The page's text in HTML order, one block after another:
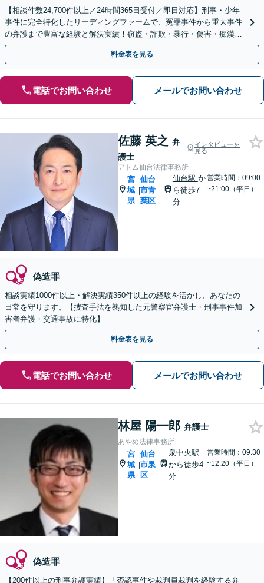
【相談件数24,700件以上／24時間365日受付／即日対応】刑事・少年
事件に完全特化したリーディングファームで、冤罪事件から重大事件
の弁護まで豊富な経験と解決実績！窃盗・詐欺・暴行・傷害・痴漢・
盗撮・薬物犯罪など幅広い分野に対応可能です！
料金表を見る
電話でお問い合わせ メールでお問い合わせ
佐藤 英之 弁
護士
インタビューを
見る
アトム仙台法律事務所
宮
城
県
|
仙台
市青
葉区
仙台駅 か
ら徒歩7
分
営業時間：09:00
~21:00（平日）
偽造罪
相談実績1000件以上・解決実績350件以上の経験を活かし、あなたの
日常を守ります。【捜査手法を熟知した元警察官弁護士・刑事事件加
害者弁護・交通事故に特化】
料金表を見る
電話でお問い合わせ メールでお問い合わせ
林屋 陽一郎 弁護士
あやめ法律事務所
宮
城
県
|
仙台
市泉
区
泉中央駅
から徒歩4
分
営業時間：09:30
~12:20（平日）
偽造罪
【200件以上の刑事弁護実績】「否認事件や裁判員裁判を経験する弁